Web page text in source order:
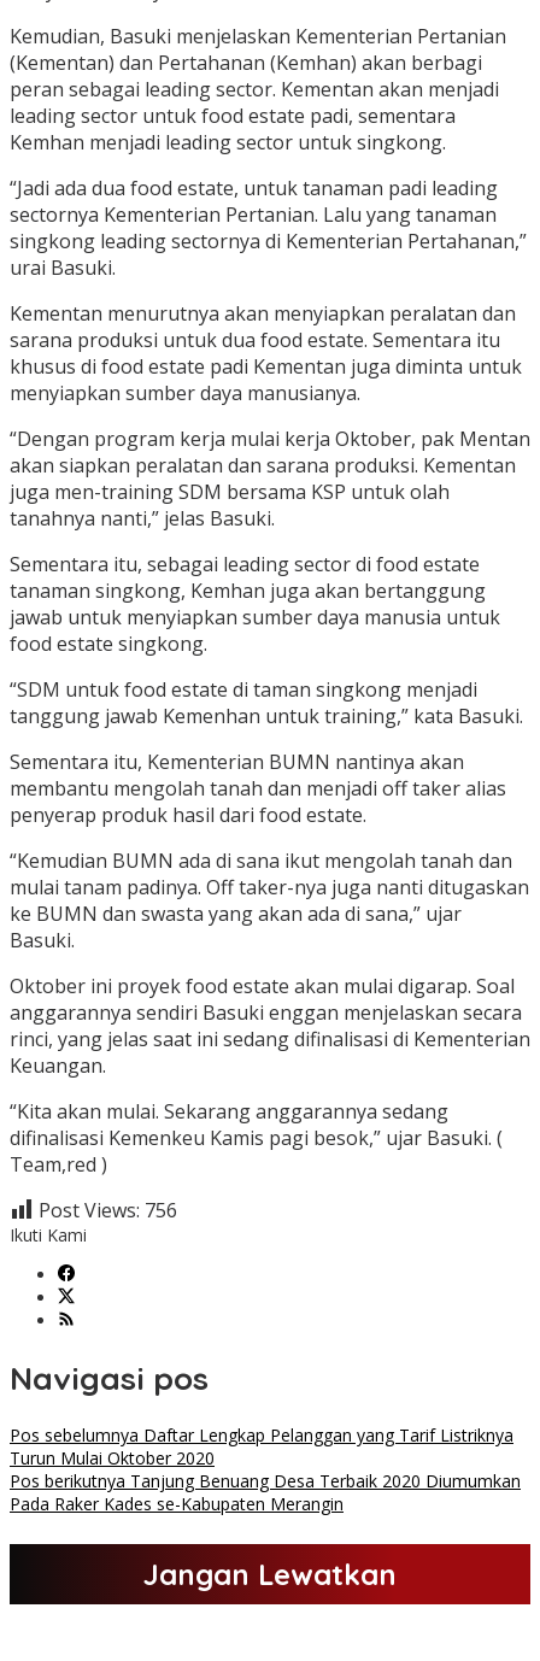
Kemudian, Basuki menjelaskan Kementerian Pertanian
(Kementan) dan Pertahanan (Kemhan) akan berbagi
peran sebagai leading sector. Kementan akan menjadi
leading sector untuk food estate padi, sementara
Kemhan menjadi leading sector untuk singkong.
“Jadi ada dua food estate, untuk tanaman padi leading
sectornya Kementerian Pertanian. Lalu yang tanaman
singkong leading sectornya di Kementerian Pertahanan,”
urai Basuki.
Kementan menurutnya akan menyiapkan peralatan dan
sarana produksi untuk dua food estate. Sementara itu
khusus di food estate padi Kementan juga diminta untuk
menyiapkan sumber daya manusianya.
“Dengan program kerja mulai kerja Oktober, pak Mentan
akan siapkan peralatan dan sarana produksi. Kementan
juga men-training SDM bersama KSP untuk olah
tanahnya nanti,” jelas Basuki.
Sementara itu, sebagai leading sector di food estate
tanaman singkong, Kemhan juga akan bertanggung
jawab untuk menyiapkan sumber daya manusia untuk
food estate singkong.
“SDM untuk food estate di taman singkong menjadi
tanggung jawab Kemenhan untuk training,” kata Basuki.
Sementara itu, Kementerian BUMN nantinya akan
membantu mengolah tanah dan menjadi off taker alias
penyerap produk hasil dari food estate.
“Kemudian BUMN ada di sana ikut mengolah tanah dan
mulai tanam padinya. Off taker-nya juga nanti ditugaskan
ke BUMN dan swasta yang akan ada di sana,” ujar
Basuki.
Oktober ini proyek food estate akan mulai digarap. Soal
anggarannya sendiri Basuki enggan menjelaskan secara
rinci, yang jelas saat ini sedang difinalisasi di Kementerian
Keuangan.
“Kita akan mulai. Sekarang anggarannya sedang
difinalisasi Kemenkeu Kamis pagi besok,” ujar Basuki. (
Team,red )
Post Views: 756
Ikuti Kami
Navigasi pos
Pos sebelumnya Daftar Lengkap Pelanggan yang Tarif Listriknya
Turun Mulai Oktober 2020
Pos berikutnya Tanjung Benuang Desa Terbaik 2020 Diumumkan
Pada Raker Kades se-Kabupaten Merangin
Jangan Lewatkan